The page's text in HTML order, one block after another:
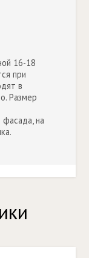
16-18
при
в
Размер
на